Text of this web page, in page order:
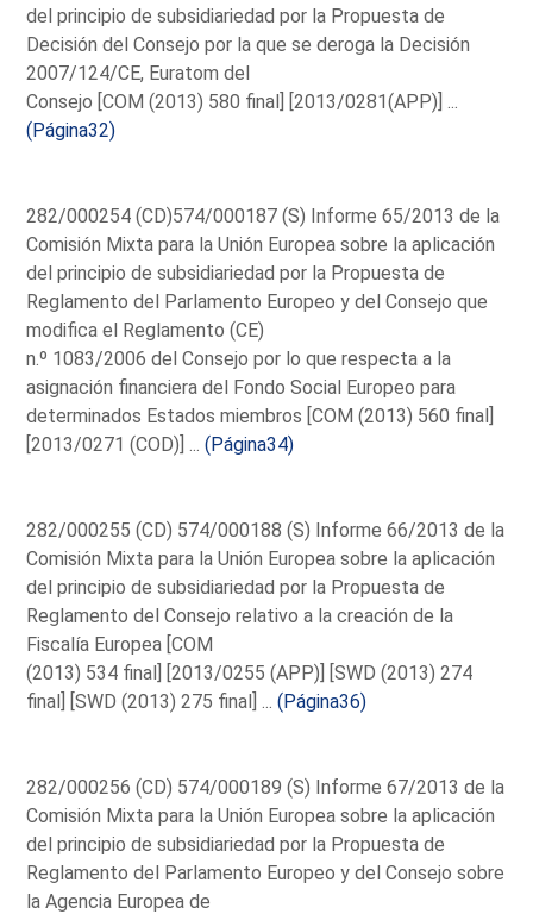
del principio de subsidiariedad por la Propuesta de
Decisión del Consejo por la que se deroga la Decisión
2007/124/CE, Euratom del
Consejo [COM (2013) 580 final] [2013/0281(APP)] ...
(Página32)
282/000254 (CD)574/000187 (S) Informe 65/2013 de la
Comisión Mixta para la Unión Europea sobre la aplicación
del principio de subsidiariedad por la Propuesta de
Reglamento del Parlamento Europeo y del Consejo que
modifica el Reglamento (CE)
n.º 1083/2006 del Consejo por lo que respecta a la
asignación financiera del Fondo Social Europeo para
determinados Estados miembros [COM (2013) 560 final]
[2013/0271 (COD)] ...(Página34)
282/000255 (CD) 574/000188 (S) Informe 66/2013 de la
Comisión Mixta para la Unión Europea sobre la aplicación
del principio de subsidiariedad por la Propuesta de
Reglamento del Consejo relativo a la creación de la
Fiscalía Europea [COM
(2013) 534 final] [2013/0255 (APP)] [SWD (2013) 274
final] [SWD (2013) 275 final] ...(Página36)
282/000256 (CD) 574/000189 (S) Informe 67/2013 de la
Comisión Mixta para la Unión Europea sobre la aplicación
del principio de subsidiariedad por la Propuesta de
Reglamento del Parlamento Europeo y del Consejo sobre
la Agencia Europea de